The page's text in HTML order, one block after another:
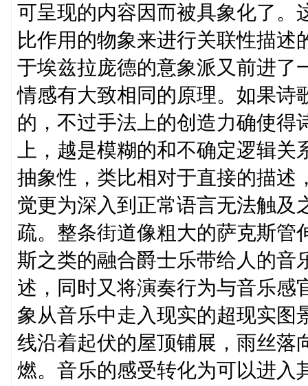
可呈现的内容因而被具象化了。
比作用的物象来进行关联性描
于埃兹拉庞德的意象派又前进了
情感有大致相同的原理。如果诗
的，不过手法上的创造力确使得
上，越是模糊的和不确定逻辑
抽象性，类比相对于直接的描述
觉更为深入到正常语言无法触及
疏。整条街道像粗大的萨克斯管
斯之类的融合爵士乐带给人的音
述，同时又将演奏行为与音乐感
象从音乐中走入现实的超现实图
线沿着起伏的屋顶铺展，雨丝落
燃。音乐的感受转化为可以进入